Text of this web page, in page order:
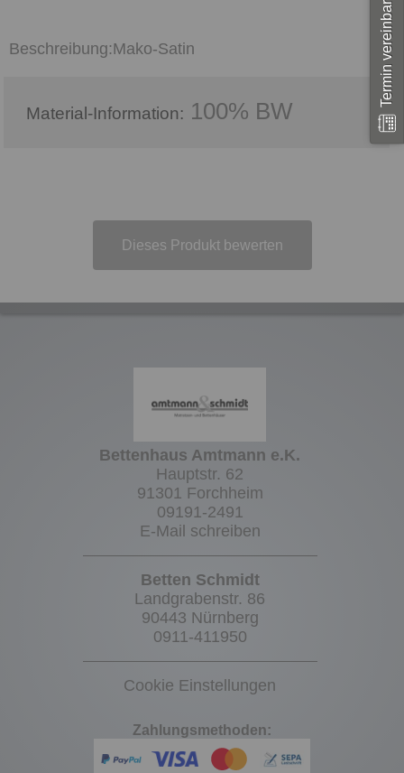
Mako-Satin
Material-Information: 100% BW
Dieses Produkt bewerten
Termin vereinbaren
Bettenhaus Amtmann e.K.
Hauptstr. 62
91301 Forchheim
09191-2491
E-Mail schreiben
Betten Schmidt
Landgrabenstr. 86
90443 Nürnberg
0911-411950
Cookie Einstellungen
Zahlungsmethoden: